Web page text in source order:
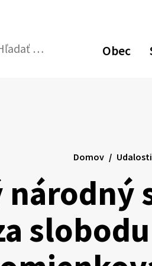
Obec
Odoslať
národný
Domov Udalosti